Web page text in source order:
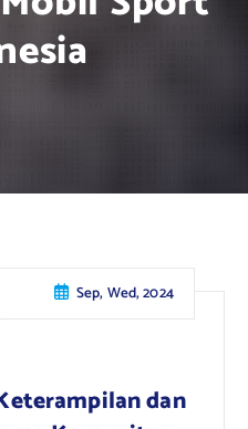
Sep, Wed, 2024
dan